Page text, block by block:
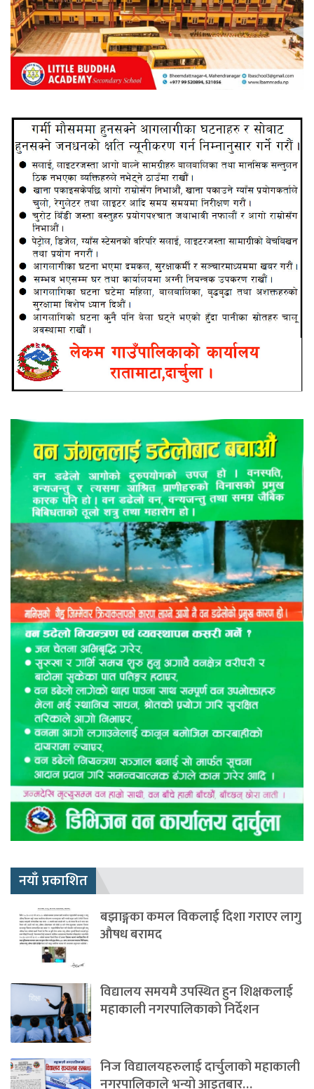
नयाँ प्रकाशित
बझाङ्गका कमल विकलाई दिशा गराएर लागु
औषध बरामद
विद्यालय समयमै उपस्थित हुन शिक्षकलाई
महाकाली नगरपालिकाको निर्देशन
निज विद्यालयहरुलाई दार्चुलाको महाकाली